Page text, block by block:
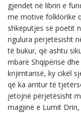
gjendet në librin e
me motive folklorike
shkëputjes së poetit
ngulura përjetësisht
të bukur, që ashtu
mbarë Shqipërisë
krijimtarisë, ky cikël
që ka arritur të
jetojnë përjetësisht
magjinë e Lumit